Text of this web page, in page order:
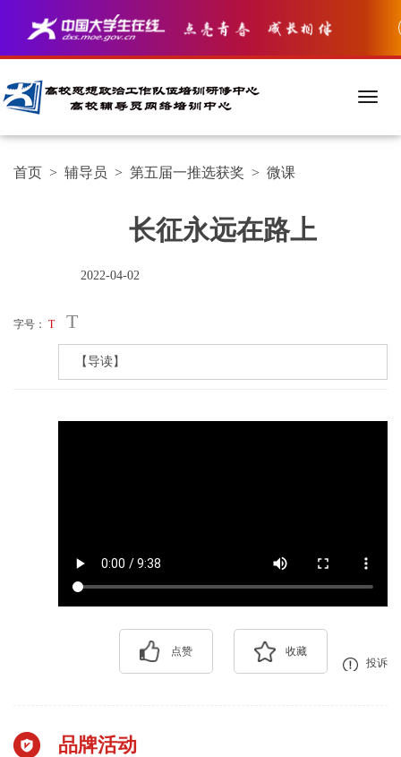
首页 > 辅导员 > 第五届一推选获奖 > 微课
长征永远在路上
2022-04-02
字号： T T
【导读】
点赞
收藏
投诉
品牌活动